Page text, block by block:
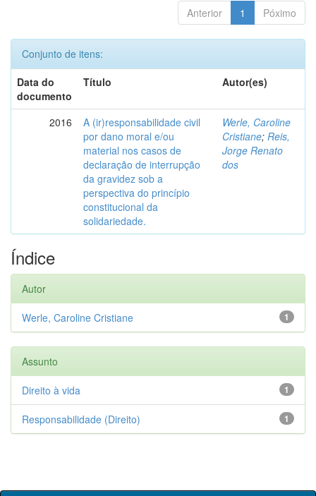
Anterior 1 Póximo
Conjunto de itens:
Data do
documento
Título Autor(es)
2016
A (ir)responsabilidade civil
por dano moral e/ou
material nos casos de
declaração de interrupção
da gravidez sob a
perspectiva do princípio
constitucional da
solidariedade.
Werle, Caroline
Cristiane; Reis,
Jorge Renato
dos
Índice
Autor
1
Werle, Caroline Cristiane
Assunto
1
Direito à vida
1
Responsabilidade (Direito)